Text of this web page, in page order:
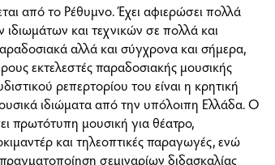
από το Ρέθυμνο. Έχει αφιερώσει πολλά
και τεχνικών σε πολλά και
αλλά και σύγχρονα και σήμερα,
εκτελεστές παραδοσιακής μουσικής
ρεπερτορίου του είναι η κρητική
ιδιώματα από την υπόλοιπη Ελλάδα. Ο
πρωτότυπη μουσική για θέατρο,
και τηλεοπτικές παραγωγές, ενώ
σεμιναρίων διδασκαλίας